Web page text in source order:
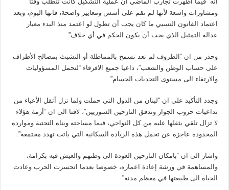
ومشاورات واسعة لأنها لم تقم على أسس ومعايير واضحة، فانها اليوم، وبعد
اعتماد القانون النسبي ما كان يجب أن تطول لو اعتمد منذ البدء معيار
عدالة التمثيل الذي يجب أن يكون الحكم في أي خلاف”.
وحذر من ان “الظروف لم تعد تسمح بالمماطلة أو التشبث بمصالح الأطراف
على حساب الوطن والشعب”، داعيا جميع الافرقاء “لتحمل المسؤوليات
والارتقاء الى مستوى التحديات الجسام”.
وجدد التأكيد على ان “لبنان من الدول التي حملت ولما تزل أثقل الأعباء من
تداعيات حروب الجوار وتدفق النازحين السوريين”، لافتا الى ان “أزمة هؤلاء
لا تزال تلقي بثقلها عليه من كل النواحي، فيما مساحته وبناه التحتية وموارده
المحدودة عاجزة عن تحمل هذه الزيادة السكانية التي باتت تهدد مجتمعه”.
واشار الى ان “بامكان النازحين العودة الى وطنهم والعيش فيه بكرامة،
والمساهمة في ورشة إعادة اعماره، خصوصا بعدما انحسرت الحرب وعادت
الحياة الى طبيعتها في معظم مدنه”.